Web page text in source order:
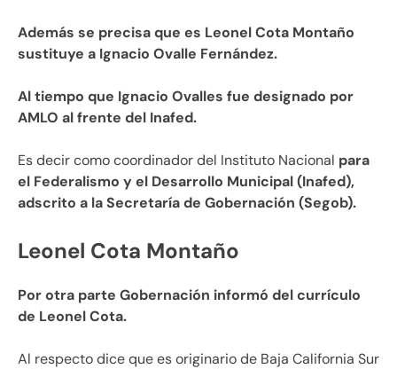
Además se precisa que es Leonel Cota Montaño
sustituye a Ignacio Ovalle Fernández.
Al tiempo que Ignacio Ovalles fue designado por
AMLO al frente del Inafed.
Es decir como coordinador del Instituto Nacional para
el Federalismo y el Desarrollo Municipal (Inafed),
adscrito a la Secretaría de Gobernación (Segob).
Leonel Cota Montaño
Por otra parte Gobernación informó del currículo
de Leonel Cota.
Al respecto dice que es originario de Baja California Sur